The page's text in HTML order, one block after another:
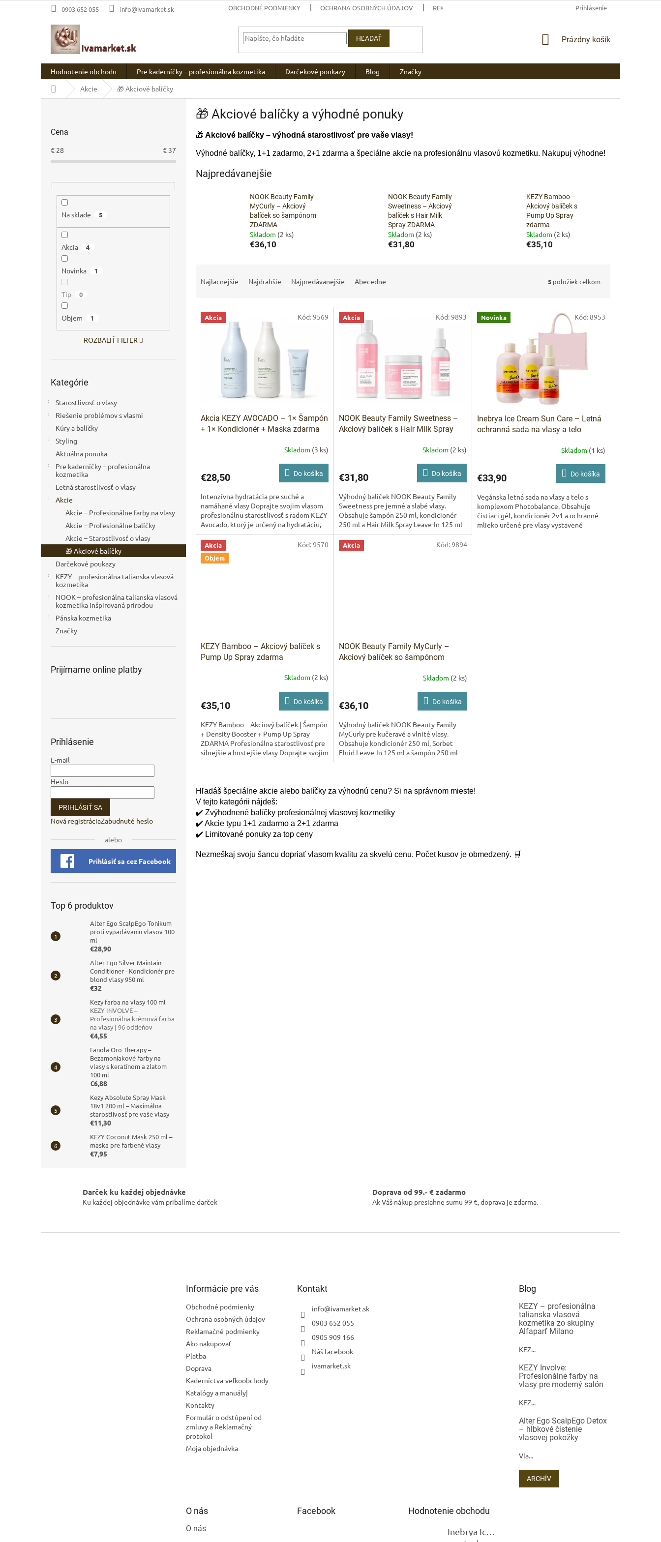
na
0903 652 055 info@ivamarket.sk OBCHODNÉ PODMIENKY OCHRANA OSOBNÝCH ÚDAJOV REKLAMAČNÉ PODMIENKY AKO NAKUPOVAŤ PLATBA
Prihlásenie
HĽADAŤ
NÁKUPNÝ
Prázdny košík
Hodnotenie obchodu Pre kaderníčky – profesionálna kozmetika Darčekové poukazy Blog
Značky
DomovAkcie 🎁 Akciové balíčky
Cena
€ 28 € 37
Na sklade 5
Akcia 4
Novinka 1
Tip 0
Objem 1
ROZBALIŤ FILTER
kategórie
Kategórie
Starostlivosť o vlasy
Riešenie problémov s vlasmi
Kúry a balíčky
Styling
Aktuálna ponuka
Pre kaderníčky – profesionálna
kozmetika
Letná starostlivosť o vlasy
Akcie
Akcie – Profesionálne farby na vlasy
Akcie – Profesionálne balíčky
Akcie – Starostlivosť o vlasy
🎁 Akciové balíčky
Darčekové poukazy
KEZY – profesionálna talianska vlasová
kozmetika
NOOK – profesionálna talianska vlasová
kozmetika inšpirovaná prírodou
Pánska kozmetika
Značky
Prijímame online platby
Prihlásenie
E-mail
Heslo
PRIHLÁSIŤ SA
Nová registráciaZabudnuté heslo
alebo
Prihlásiť sa cez Facebook
Top 6 produktov
Alter Ego ScalpEgo Tonikum
proti vypadávaniu vlasov 100
ml
€28,90
Alter Ego Silver Maintain
Conditioner - Kondicionér pre
blond vlasy 950 ml
€32
Kezy farba na vlasy 100 ml
KEZY INVOLVE –
Profesionálna krémová farba
na vlasy | 96 odtieňov
€4,55
Fanola Oro Therapy –
Bezamoniakové farby na
vlasy s keratínom a zlatom
100 ml
€6,88
Kezy Absolute Spray Mask
18v1 200 ml – Maximálna
starostlivosť pre vaše vlasy
€11,30
KEZY Coconut Mask 250 ml –
maska pre farbené vlasy
€7,95
🎁 Akciové balíčky a výhodné ponuky
🎁 Akciové balíčky – výhodná starostlivosť pre vaše vlasy!
Výhodné balíčky, 1+1 zadarmo, 2+1 zdarma a špeciálne akcie na profesionálnu vlasovú kozmetiku. Nakupuj výhodne!
Najpredávanejšie
NOOK Beauty Family
MyCurly – Akciový
balíček so šampónom
ZDARMA
Skladom (2 ks)
€36,10
NOOK Beauty Family
Sweetness – Akciový
balíček s Hair Milk
Spray ZDARMA
Skladom (2 ks)
€31,80
KEZY Bamboo –
Akciový balíček s
Pump Up Spray
zdarma
Skladom (2 ks)
€35,10
Najlacnejšie Najdrahšie Najpredávanejšie Abecedne 5 položiek celkom
V Akcia
Akcia KEZY AVOCADO – 1× Šampón
+ 1× Kondicionér + Maska zdarma
Skladom (3 ks)
€28,50 Do košíka
Intenzívna hydratácia pre suché a
namáhané vlasy Doprajte svojim vlasom
profesionálnu starostlivosť s radom KEZY
Avocado, ktorý je určený na hydratáciu,
výživu a obnovu...
Kód:9569 Akcia
NOOK Beauty Family Sweetness –
Akciový balíček s Hair Milk Spray
Skladom (2 ks)
€31,80 Do košíka
Výhodný balíček NOOK Beauty Family
Sweetness pre jemné a slabé vlasy.
Obsahuje šampón 250 ml, kondicionér
250 ml a Hair Milk Spray Leave-In 125 ml
zdarma. Ideálna voľba pre...
Kód:9893 Novinka
Inebrya Ice Cream Sun Care – Letná
ochranná sada na vlasy a telo
Skladom (1 ks)
€33,90 Do košíka
Vegánska letná sada na vlasy a telo s
komplexom Photobalance. Obsahuje
čistiaci gél, kondicionér 2v1 a ochranné
mlieko určené pre vlasy vystavené
Kód:8953
Akcia
Objem
KEZY Bamboo – Akciový balíček s
Pump Up Spray zdarma
Skladom (2 ks)
€35,10 Do košíka
KEZY Bamboo – Akciový balíček | Šampón
+ Density Booster + Pump Up Spray
ZDARMA Profesionálna starostlivosť pre
silnejšie a hustejšie vlasy Doprajte svojim
Kód:9570 Akcia
NOOK Beauty Family MyCurly –
Akciový balíček so šampónom
Skladom (2 ks)
€36,10 Do košíka
Výhodný balíček NOOK Beauty Family
MyCurly pre kučeravé a vlnité vlasy.
Obsahuje kondicionér 250 ml, Sorbet
Fluid Leave-In 125 ml a šampón 250 ml
Kód:9894
l
e
p
Hľadáš špeciálne akcie alebo balíčky za výhodnú cenu? Si na správnom mieste!
V tejto kategórii nájdeš:
✔️ Zvýhodnené balíčky profesionálnej vlasovej kozmetiky
✔️ Akcie typu 1+1 zadarmo a 2+1 zdarma
✔️ Limitované ponuky za top ceny
Nezmeškaj svoju šancu dopriať vlasom kvalitu za skvelú cenu. Počet kusov je obmedzený. 🛒
Darček ku každej objednávke
Ku každej objednávke vám pribalíme darček
Doprava od 99.- € zadarmo
Ak Váš nákup presiahne sumu 99 €, doprava je zdarma.
Informácie pre vás
Obchodné podmienky
Ochrana osobných údajov
Reklamačné podmienky
Ako nakupovať
Platba
Doprava
Kaderníctva-veľkoobchody
Katalógy a manuály|
Kontakty
Formulár o odstúpení od
zmluvy a Reklamačný
protokol
Moja objednávka
Kontakt
info@ivamarket.sk
0903 652 055
0905 909 166
Náš facebook
ivamarket.sk
Blog
KEZY – profesionálna
talianska vlasová
kozmetika zo skupiny
Alfaparf Milano
KEZ...
KEZY Involve:
Profesionálne farby na
vlasy pre moderný salón
KEZ...
Alter Ego ScalpEgo Detox
– hĺbkové čistenie
vlasovej pokožky
Vla...
ARCHÍV
O nás
O nás
Facebook
Hodnotenie obchodu
Inebrya Ice Cream Keratin Restructuring Mask – reštrukturalizačná maska s keratínom 1000 ml
IVAMARKET poradca
Pomoc s výberom profesionálnej vlasovej kozmetiky 🙂